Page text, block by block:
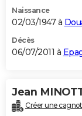
Naissance
02/03/1947 à
Décès
06/07/2011 à
Jean
Créer une